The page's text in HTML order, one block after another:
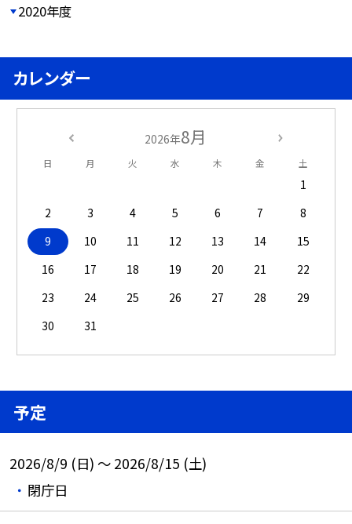
2020年度
カレンダー
2026年8月
日 月 火 水 木 金 土
1
2
3 4 5 6 7
8
9
10 11 12 13 14
15
16
17 18 19 20 21
22
23
24 25 26 27 28
29
30
31
予定
2026/8/9 (日) ～ 2026/8/15 (土)
閉庁日